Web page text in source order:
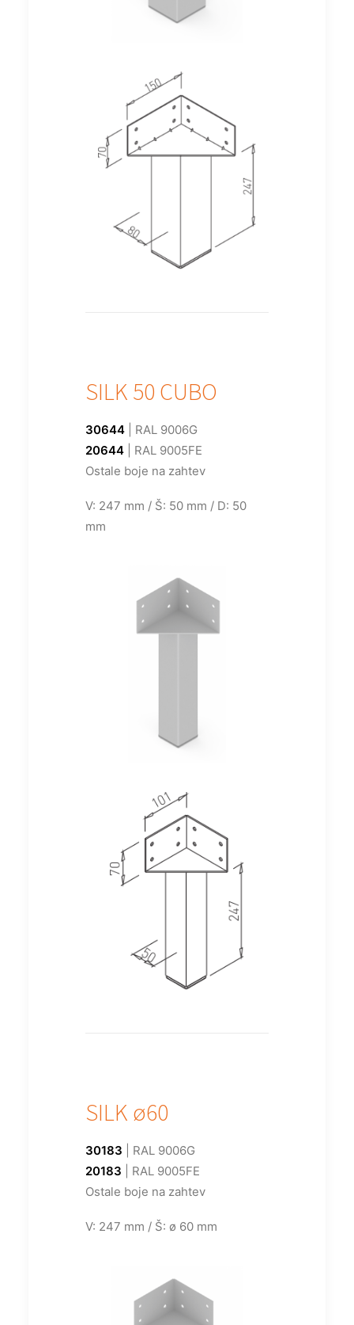
SILK 50 CUBO
30644 | RAL 9006G
20644 | RAL 9005FE
Ostale boje na zahtev
V: 247 mm / Š: 50 mm / D: 50
mm
SILK ø60
30183 | RAL 9006G
20183 | RAL 9005FE
Ostale boje na zahtev
V: 247 mm / Š: ø 60 mm